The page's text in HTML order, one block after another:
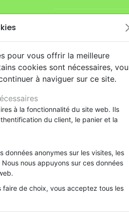
Je veux retirer
de la
Bibles
Segond
Darby
Livres
Famille, couple
Souffrance, Relation d'aide
Ethique, société, politique
Événements actuels
eBooks
Souffrance, Relation d'aide
Apologétique
Bibles jeunesse
Louange, Adoration
Pop, Rock
Documentaires, reportages
Accessoires de Bible
Papeterie
pour le couple
quotidiennes
Chapman
EAN 9782863144114
Détails du produit
pour vous offrir la meilleure
cookies sont nécessaires,
à naviguer sur ce site.
à la fonctionnalité du site web. Ils
du client, le panier et la
données anonymes sur les visites, les
nous appuyons sur ces données
faire de choix, vous acceptez tous les